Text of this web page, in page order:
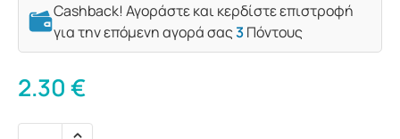
Cashback! Αγοράστε και κερδίστε επιστροφή
για την επόμενη αγορά σας3Πόντους
2.30€